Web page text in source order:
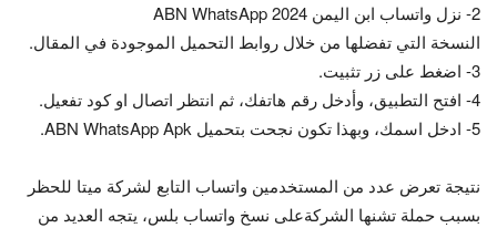
2- نزل واتساب ابن اليمن ABN WhatsApp 2024
النسخة التي تفضلها من خلال روابط التحميل الموجودة في المقال.
3- اضغط على زر تثبيت.
4- افتح التطبيق، وأدخل رقم هاتفك، ثم انتظر اتصال او كود تفعيل.
5- ادخل اسمك، وبهذا تكون نجحت بتحميل ABN WhatsApp Apk.
نتيجة تعرض عدد من المستخدمين واتساب التابع لشركة ميتا للحظر
بسبب حملة تشنها الشركةعلى نسخ واتساب بلس، يتجه العديد من